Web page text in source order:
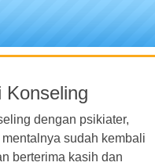
Konseling
dengan psikiater,
sudah kembali
berterima kasih dan